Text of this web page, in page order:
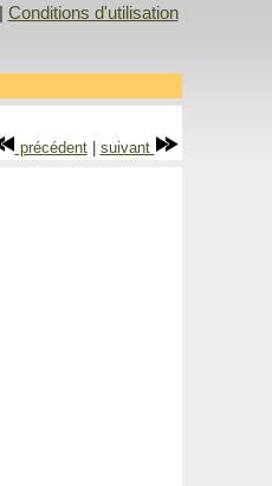
Conditions d'utilisation
précédent| suivant